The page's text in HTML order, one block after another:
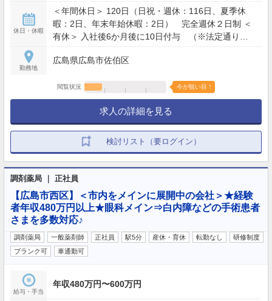
休日・休暇
＜年間休日＞ 120日（日祝・週休：116日、夏季休
暇：2日、年末年始休暇：2日） 完全週休２日制 ＜
有休＞ 入社後6か月後に10日付与 （※法定通りに
勤務地
広島県広島市佐伯区
閲覧状況 今が狙い目！
求人の詳細を見る
検討リスト（要ログイン）
調剤薬局 ｜ 正社員
【広島市西区】＜市内をメインに展開中の会社＞★経験
者年収480万円以上★眼科メイン⇒白内障などの手術患者
さまを多数対応♪
調剤薬局 一般薬剤師 正社員 駅5分 産休・育休 転勤なし
研修制度
ブランク可
車通勤可
給与・手当
年収480万円〜600万円